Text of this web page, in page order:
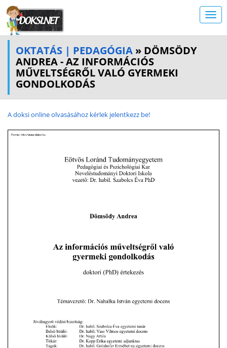
OKTATÁS | PEDAGÓGIA » DÖMSÖDY
ANDREA - AZ INFORMÁCIÓS
MŰVELTSÉGRŐL VALÓ GYERMEKI
GONDOLKODÁS
A doksi online olvasásához kérlek jelentkezz be!